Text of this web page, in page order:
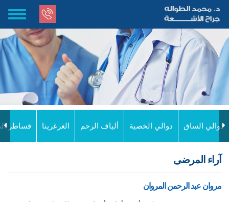
main
content
آراء المرضى
مروان عبد الرحمن المروان
دوالي الساق دوالي الخصية ألياف الرحم الغرغرينا قساطر